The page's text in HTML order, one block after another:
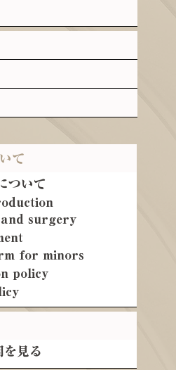
て
ついて
surgery
for minors
policy
を見る